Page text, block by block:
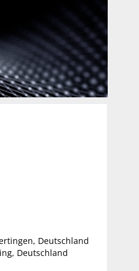
Deutschland
Deutschland